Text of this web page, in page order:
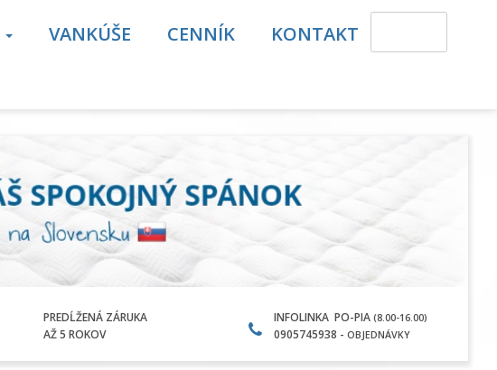
VANKÚŠE CENNÍK KONTAKT
PREDĹŽENÁ ZÁRUKA
AŽ 5 ROKOV
INFOLINKA PO-PIA (8.00-16.00)
0905745938 - OBJEDNÁVKY